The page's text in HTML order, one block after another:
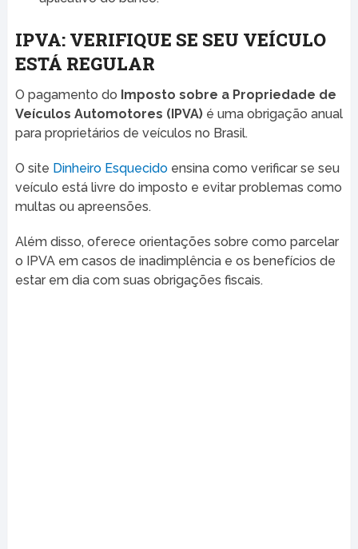
IPVA: VERIFIQUE SE SEU VEÍCULO
ESTÁ REGULAR
O pagamento do Imposto sobre a Propriedade de
Veículos Automotores (IPVA)é uma obrigação anual
para proprietários de veículos no Brasil.
O site Dinheiro Esquecidoensina como verificar se seu
veículo está livre do imposto e evitar problemas como
multas ou apreensões.
Além disso, oferece orientações sobre como parcelar
o IPVA em casos de inadimplência e os benefícios de
estar em dia com suas obrigações fiscais.